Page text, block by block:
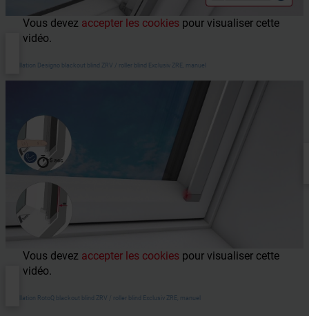
Vous devez accepter les cookies pour visualiser cette
vidéo.
Installation Designo blackout blind ZRV / roller blind Exclusiv ZRE, manuel
Vous devez accepter les cookies pour visualiser cette
vidéo.
Installation RotoQ blackout blind ZRV / roller blind Exclusiv ZRE, manuel